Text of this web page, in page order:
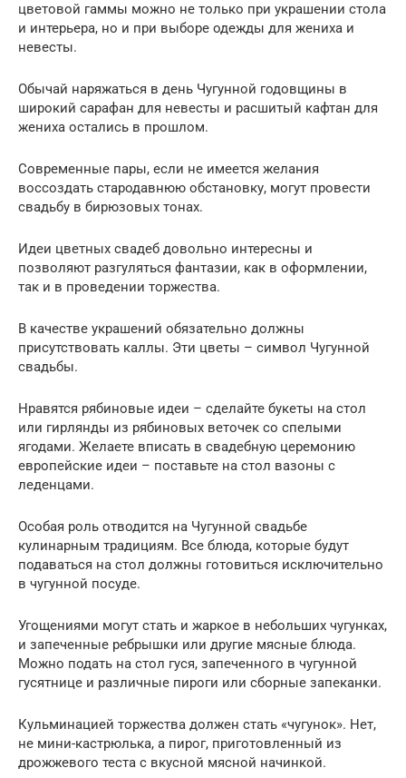
цветовой гаммы можно не только при украшении стола
и интерьера, но и при выборе одежды для жениха и
невесты.
Обычай наряжаться в день Чугунной годовщины в
широкий сарафан для невесты и расшитый кафтан для
жениха остались в прошлом.
Современные пары, если не имеется желания
воссоздать стародавнюю обстановку, могут провести
свадьбу в бирюзовых тонах.
Идеи цветных свадеб довольно интересны и
позволяют разгуляться фантазии, как в оформлении,
так и в проведении торжества.
В качестве украшений обязательно должны
присутствовать каллы. Эти цветы – символ Чугунной
свадьбы.
Нравятся рябиновые идеи – сделайте букеты на стол
или гирлянды из рябиновых веточек со спелыми
ягодами. Желаете вписать в свадебную церемонию
европейские идеи – поставьте на стол вазоны с
леденцами.
Особая роль отводится на Чугунной свадьбе
кулинарным традициям. Все блюда, которые будут
подаваться на стол должны готовиться исключительно
в чугунной посуде.
Угощениями могут стать и жаркое в небольших чугунках,
и запеченные ребрышки или другие мясные блюда.
Можно подать на стол гуся, запеченного в чугунной
гусятнице и различные пироги или сборные запеканки.
Кульминацией торжества должен стать «чугунок». Нет,
не мини-кастрюлька, а пирог, приготовленный из
дрожжевого теста с вкусной мясной начинкой.